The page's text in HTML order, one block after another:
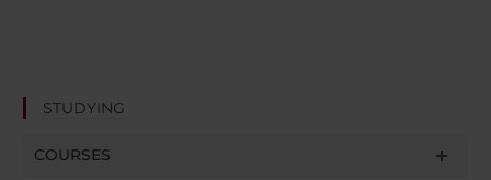
STUDYING
COURSES